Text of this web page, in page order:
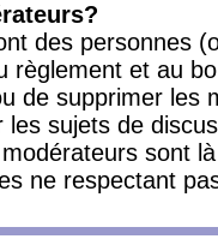
des personnes
règlement et au
de supprimer les
les sujets de
sont
ne respectant